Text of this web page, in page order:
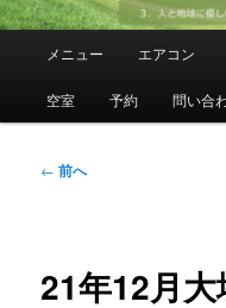
メ
メニュー エアコン
空室 予約 問い合
投
ー
← 前へ
21年12月